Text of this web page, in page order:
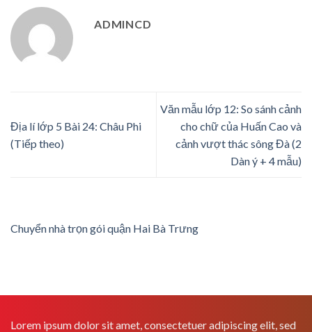
ADMINCD
Địa lí lớp 5 Bài 24: Châu Phi
(Tiếp theo)
Văn mẫu lớp 12: So sánh cảnh
cho chữ của Huấn Cao và
cảnh vượt thác sông Đà (2
Dàn ý + 4 mẫu)
Chuyển nhà trọn gói quận Hai Bà Trưng
Lorem ipsum dolor sit amet, consectetuer adipiscing elit, sed